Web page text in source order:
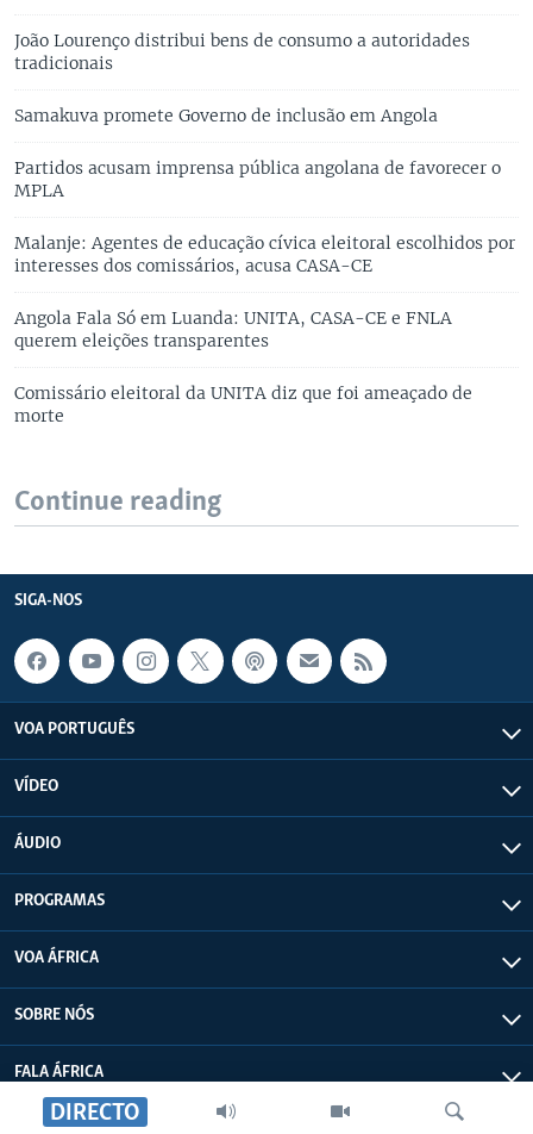
DIRECTO
João Lourenço distribui bens de consumo a autoridades
tradicionais
Samakuva promete Governo de inclusão em Angola
Partidos acusam imprensa pública angolana de favorecer o
MPLA
Malanje: Agentes de educação cívica eleitoral escolhidos por
interesses dos comissários, acusa CASA-CE
Angola Fala Só em Luanda: UNITA, CASA-CE e FNLA
querem eleições transparentes
Comissário eleitoral da UNITA diz que foi ameaçado de
morte
Continue reading
SIGA-NOS
VOA PORTUGUÊS
VÍDEO
ÁUDIO
PROGRAMAS
VOA ÁFRICA
SOBRE NÓS
FALA ÁFRICA